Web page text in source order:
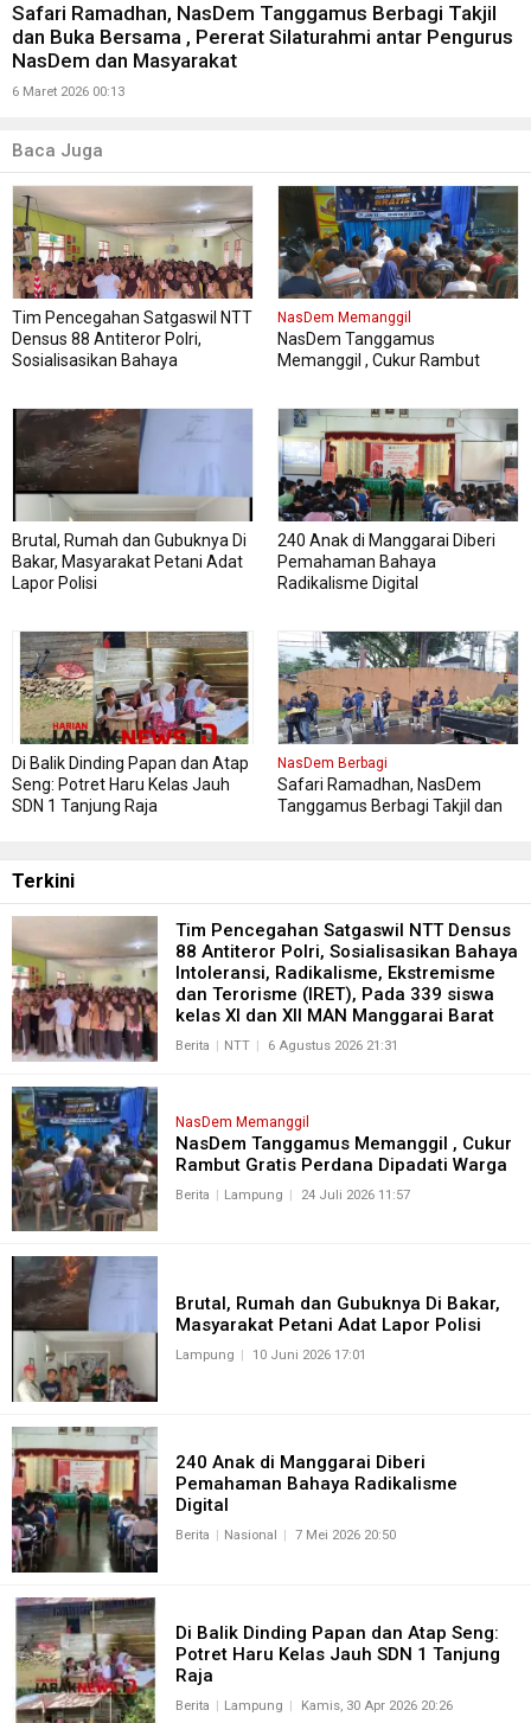
Safari Ramadhan, NasDem Tanggamus Berbagi Takjil
dan Buka Bersama , Pererat Silaturahmi antar Pengurus
NasDem dan Masyarakat
6 Maret 2026 00:13
Baca Juga
Tim Pencegahan Satgaswil NTT
Densus 88 Antiteror Polri,
Sosialisasikan Bahaya
(IRET), Pada 339 siswa kelas XI
dan XII MAN Manggarai Barat
NasDem Memanggil
NasDem Tanggamus
Memanggil , Cukur Rambut
Brutal, Rumah dan Gubuknya Di
Bakar, Masyarakat Petani Adat
Lapor Polisi
240 Anak di Manggarai Diberi
Pemahaman Bahaya
Radikalisme Digital
Di Balik Dinding Papan dan Atap
Seng: Potret Haru Kelas Jauh
SDN 1 Tanjung Raja
NasDem Berbagi
Safari Ramadhan, NasDem
Tanggamus Berbagi Takjil dan
Terkini
Tim Pencegahan Satgaswil NTT Densus
88 Antiteror Polri, Sosialisasikan Bahaya
Intoleransi, Radikalisme, Ekstremisme
dan Terorisme (IRET), Pada 339 siswa
kelas XI dan XII MAN Manggarai Barat
Berita NTT 6 Agustus 2026 21:31
NasDem Memanggil
NasDem Tanggamus Memanggil , Cukur
Rambut Gratis Perdana Dipadati Warga
Berita Lampung 24 Juli 2026 11:57
Brutal, Rumah dan Gubuknya Di Bakar,
Masyarakat Petani Adat Lapor Polisi
Lampung 10 Juni 2026 17:01
240 Anak di Manggarai Diberi
Pemahaman Bahaya Radikalisme
Digital
Berita Nasional 7 Mei 2026 20:50
Di Balik Dinding Papan dan Atap Seng:
Potret Haru Kelas Jauh SDN 1 Tanjung
Raja
Berita Lampung Kamis, 30 Apr 2026 20:26